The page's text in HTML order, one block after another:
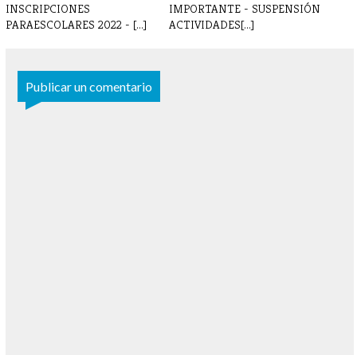
INSCRIPCIONES
PARAESCOLARES 2022 - [...]
IMPORTANTE - SUSPENSIÓN
ACTIVIDADES[...]
Publicar un comentario